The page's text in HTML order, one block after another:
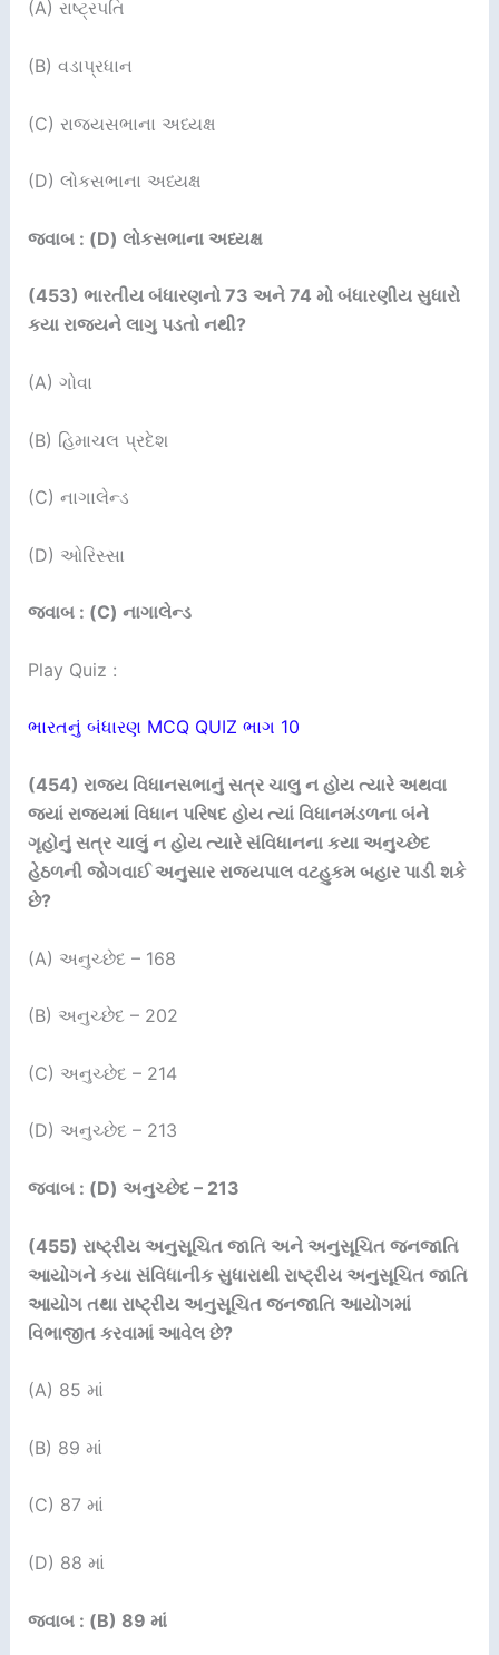
(A) રાષ્ટ્રપતિ
(B) વડાપ્રધાન
(C) રાજયસભાના અધ્યક્ષ
(D) લોકસભાના અધ્યક્ષ
જવાબ : (D) લોકસભાના અધ્યક્ષ
(453) ભારતીય બંધારણનો 73 અને 74 મો બંધારણીય સુધારો
કયા રાજયને લાગુ પડતો નથી?
(A) ગોવા
(B) હિમાચલ પ્રદેશ
(C) નાગાલેન્ડ
(D) ઓરિસ્સા
જવાબ : (C) નાગાલેન્ડ
Play Quiz :
ભારતનું બંધારણ MCQ QUIZ ભાગ 10
(454) રાજય વિધાનસભાનું સત્ર ચાલુ ન હોય ત્યારે અથવા
જયાં રાજયમાં વિધાન પરિષદ હોય ત્યાં વિધાનમંડળના બંને
ગૃહોનું સત્ર ચાલું ન હોય ત્યારે સંવિધાનના કયા અનુચ્છેદ
હેઠળની જોગવાઈ અનુસાર રાજયપાલ વટહુકમ બહાર પાડી શકે
છે?
(A) અનુચ્છેદ – 168
(B) અનુચ્છેદ – 202
(C) અનુચ્છેદ – 214
(D) અનુચ્છેદ – 213
જવાબ : (D) અનુચ્છેદ – 213
(455) રાષ્ટ્રીય અનુસૂચિત જાતિ અને અનુસૂચિત જનજાતિ
આયોગને કયા સંવિધાનીક સુધારાથી રાષ્ટ્રીય અનુસૂચિત જાતિ
આયોગ તથા રાષ્ટ્રીય અનુસૂચિત જનજાતિ આયોગમાં
વિભાજીત કરવામાં આવેલ છે?
(A) 85 માં
(B) 89 માં
(C) 87 માં
(D) 88 માં
જવાબ : (B) 89 માં